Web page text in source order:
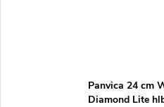
Panvica 24 cm
Diamond Lite